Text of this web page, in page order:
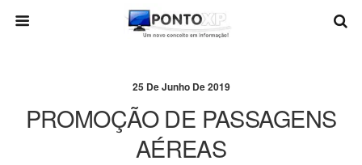
25 De Junho De 2019
PROMOÇÃO DE PASSAGENS
AÉREAS